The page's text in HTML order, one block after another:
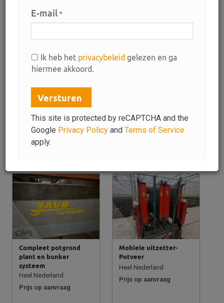
Bemiddeling
Vraag en aanbod materialen en
machines
Naar filters
« 1 2 3 4 5 6 7 8
...
Compleet potgrond
plant en bunker
systeem
Heel Nederland
Prijs op aanvraag
Mobiele uitzetter-
Potveer
Heel Nederland
Prijs op aanvraag
E-mail*
Ik heb het privacybeleid gelezen en ga
hiermee akkoord.
Versturen
This site is protected by reCAPTCHA and the
Google Privacy Policy and Terms of Service
apply.